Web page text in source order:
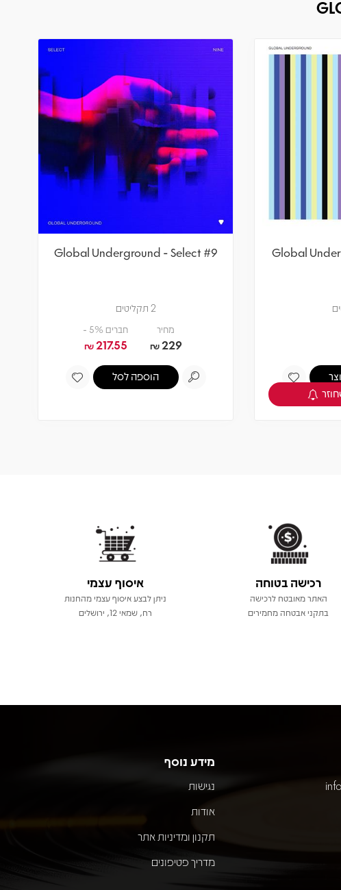
Global
Global Underground - Select #9
2 תקליטים
מחיר
229
₪
חברים 5% -
217.55
₪
הוספה לסל
רכישה בטוחה
האתר מאובטח לרכישה
בתקני אבטחה מחמירים
איסוף עצמי
ניתן לבצע איסוף עצמי מהחנות
רח, שמאי 12, ירושלים
מידע נוסף
נגישות
אודות
תקנון ומדיניות אתר
מדריך פטיפונים